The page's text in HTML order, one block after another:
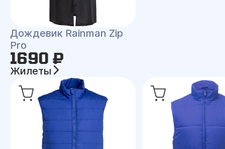
Дождевик Rainman Zip
Pro
1690 ₽
Жилеты